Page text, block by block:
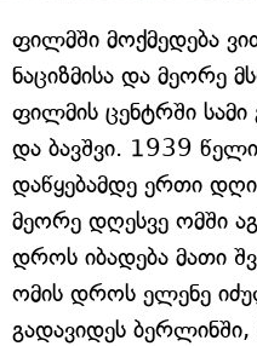
ფილმში მოქმედება
ნაციზმისა და მეორე
ფილმის ცენტრში სამი
და ბავშვი. 1939
დაწყებამდე ერთი
მეორე დღესვე ომში
დროს იბადება მათი
ომის დროს ელენე
გადავიდეს